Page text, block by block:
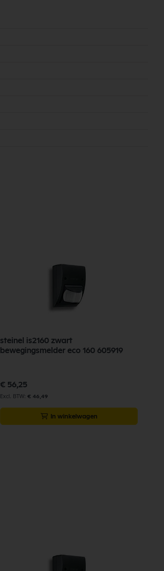
steinel is2160 zwart
bewegingsmelder eco 160 605919
€ 56,25
€ 46,49
In winkelwagen